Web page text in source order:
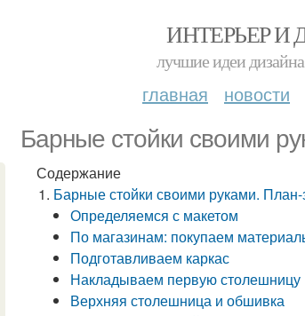
ИНТЕРЬЕР И
лучшие идеи
главная новости
Барные стойки своими
Содержание
Барные стойки своими руками.
Определяемся с макетом
По магазинам: покупаем
Подготавливаем каркас
Накладываем первую столешницу
Верхняя столешница и обшивка